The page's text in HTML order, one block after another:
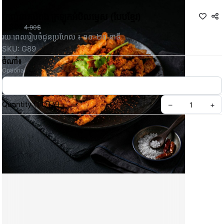
4.90$
រយៈពេលរៀបចំជូនប្រហែល ៖ ១០-២០ នាទី
SKU: G89
ចំណាំ៖
Optional
Quantity(1 QTY) – +